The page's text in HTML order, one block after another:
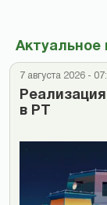
Актуальное
7 августа 2026 -
в РТ